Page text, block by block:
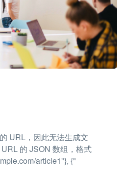
URL，因此无法生成文
的 JSON 数组，格式
article1"}, {"